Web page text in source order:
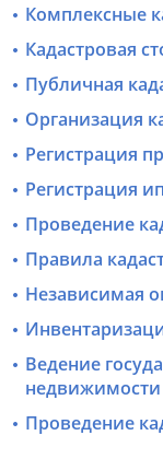
Комплексные
Кадастровая
Публичная
Организация
Регистрация
Регистрация
Проведение
Правила
Независимая
Ведение
недвижимости
Проведение